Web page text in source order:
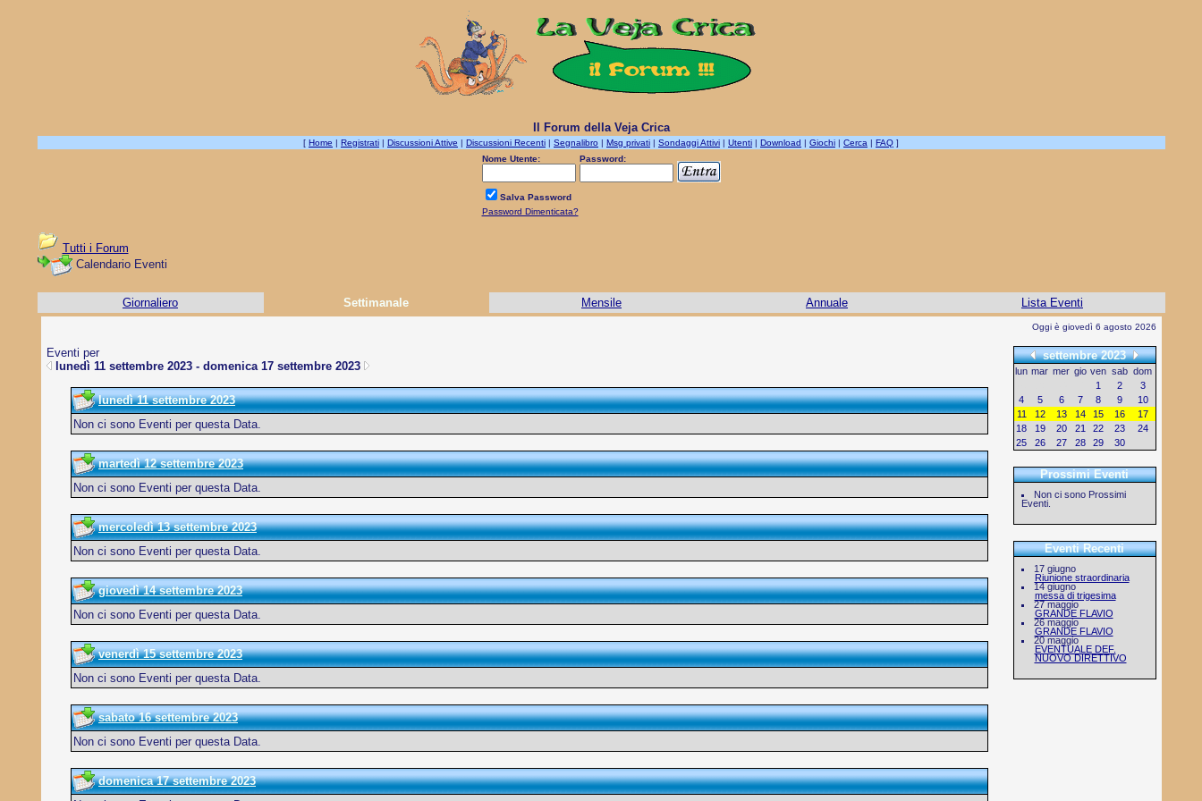
Il Forum della Veja Crica
[ Home | Registrati | Discussioni Attive | Discussioni Recenti | Segnalibro | Msg privati | Sondaggi Attivi | Utenti | Download | Giochi | Cerca | FAQ ]
Nome Utente:
Password:
Salva Password
Password Dimenticata?
Tutti i Forum
Calendario Eventi
Giornaliero Settimanale Mensile Annuale Lista Eventi
Oggi è giovedì 6 agosto 2026
Eventi per
lunedì 11 settembre 2023 - domenica 17 settembre 2023
lunedì 11 settembre 2023
Non ci sono Eventi per questa Data.
martedì 12 settembre 2023
Non ci sono Eventi per questa Data.
mercoledì 13 settembre 2023
Non ci sono Eventi per questa Data.
giovedì 14 settembre 2023
Non ci sono Eventi per questa Data.
venerdì 15 settembre 2023
Non ci sono Eventi per questa Data.
sabato 16 settembre 2023
Non ci sono Eventi per questa Data.
domenica 17 settembre 2023
settembre 2023
lun mar mer gio ven sab dom
1 2
3
4
5 6 7 8 9
10
11
12 13 14 15 16
17
18
19 20 21 22 23
24
25
26 27 28 29 30
Prossimi Eventi
Non ci sono Prossimi
Eventi.
Eventi Recenti
17 giugno
Riunione straordinaria
14 giugno
messa di trigesima
27 maggio
GRANDE FLAVIO
26 maggio
GRANDE FLAVIO
20 maggio
EVENTUALE DEF.
NUOVO DIRETTIVO